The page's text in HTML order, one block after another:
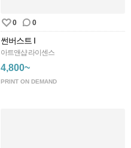
0 0
썬버스트 I
아트앤샵 라이센스
4,800~
PRINT ON DEMAND